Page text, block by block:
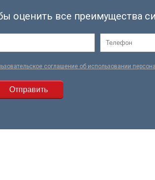
оценить все преимущества
соглашение об использовании